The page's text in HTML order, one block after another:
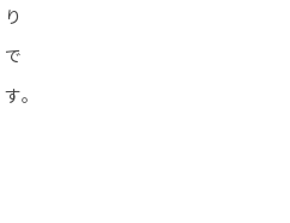
り
で
す。